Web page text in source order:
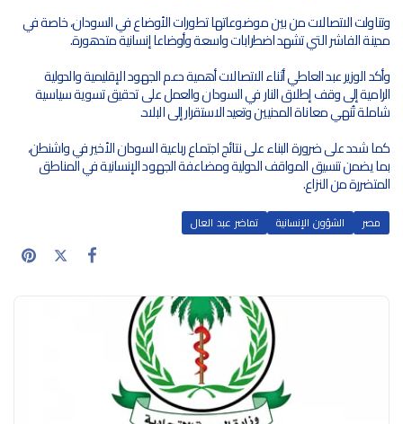
مدينة الفاشر التي تشهد اضطرابات واسعة وأوضاعا إنسانية متدهورة.
شاملة تُنهي معاناة المدنيين وتعيد الاستقرار إلى البلاد.
كما شدد على ضرورة البناء على نتائج اجتماع رباعية السودان الأخير في واشنطن،
بما يضمن تنسيق المواقف الدولية ومضاعفة الجهود الإنسانية في المناطق
المتضررة من النزاع.
مصر الشؤون الإنسانية تماضر عبد العال